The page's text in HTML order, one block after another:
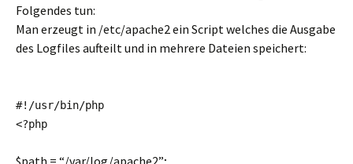
Folgendes tun:
Man erzeugt in /etc/apache2 ein Script welches die Ausgabe
des Logfiles aufteilt und in mehrere Dateien speichert:
#!/usr/bin/php
<?php
$path = “/var/log/apache2”;